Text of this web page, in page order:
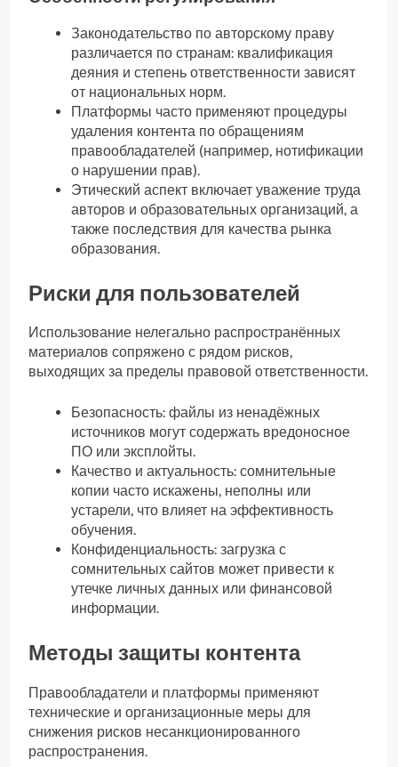
Законодательство по авторскому праву
различается по странам: квалификация
деяния и степень ответственности зависят
от национальных норм.
Платформы часто применяют процедуры
удаления контента по обращениям
правообладателей (например, нотификации
о нарушении прав).
Этический аспект включает уважение труда
авторов и образовательных организаций, а
также последствия для качества рынка
образования.
Риски для пользователей
Использование нелегально распространённых
материалов сопряжено с рядом рисков,
выходящих за пределы правовой ответственности.
Безопасность: файлы из ненадёжных
источников могут содержать вредоносное
ПО или эксплойты.
Качество и актуальность: сомнительные
копии часто искажены, неполны или
устарели, что влияет на эффективность
обучения.
Конфиденциальность: загрузка с
сомнительных сайтов может привести к
утечке личных данных или финансовой
информации.
Методы защиты контента
Правообладатели и платформы применяют
технические и организационные меры для
снижения рисков несанкционированного
распространения.